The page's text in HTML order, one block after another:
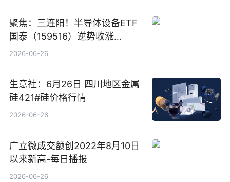
聚焦：三连阳！半导体设备ETF
国泰（159516）逆势收涨
3.5%，近10日累计净流入超65
2026-06-26
生意社：6月26日 四川地区金属
硅421#硅价格行情
2026-06-26
广立微成交额创2022年8月10日
以来新高-每日播报
2026-06-26